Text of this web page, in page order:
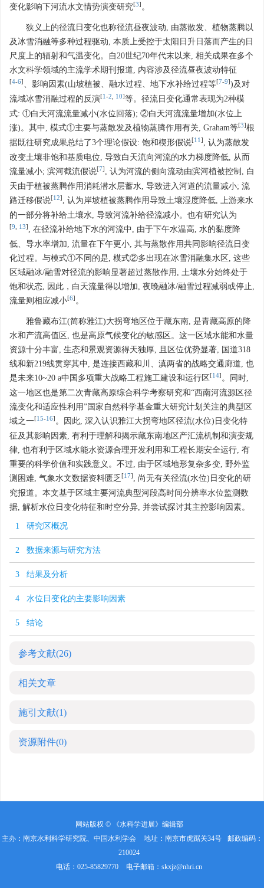
变化影响下河流水文情势演变研究[3] 。
狭义上的径流日变化也称径流昼夜波动, 由蒸散发、植物蒸腾以
及冰雪消融等多种过程驱动, 本质上受控于太阳日升日落而产生的日
尺度上的辐射和气温变化。自20世纪70年代末以来, 相关成果在多个
水文科学领域的主流学术期刊报道, 内容涉及径流昼夜波动特征
[4-6] 、影响因素(山坡植被、融水过程、地下水补给过程等[7-9])及对
流域冰雪消融过程的反演[1 -2 10]等。径流日变化通常表现为2种模
式: ①白天河流流量减小(水位回落); ②白天河流流量增加(水位上
涨)。其中, 模式①主要与蒸散发及植物蒸腾作用有关, Graham等[3]根
据既往研究成果总结了3个理论假设: 饱和楔形假说[11 ] , 认为蒸散发
改变土壤非饱和基质电位, 导致白天流向河流的水力梯度降低, 从而
流量减小; 滨河截流假说[7] , 认为河流的侧向流动由滨河植被控制, 白
天由于植被蒸腾作用消耗潜水层蓄水, 导致进入河道的流量减小; 流
路迁移假说[12] , 认为岸坡植被蒸腾作用导致土壤湿度降低, 上游来水
的一部分将补给土壤水, 导致河流补给径流减小。也有研究认为
[9 13] , 在径流补给地下水的河流中, 由于下午水温高, 水的黏度降
低、导水率增加, 流量在下午更小, 其与蒸散作用共同影响径流日变
化过程。与模式①不同的是, 模式②多出现在冰雪消融集水区, 这些
区域融冰/融雪对径流的影响显著超过蒸散作用, 土壤水分始终处于
饱和状态, 因此，白天流量得以增加, 夜晚融冰/融雪过程减弱或停止,
流量则相应减小[6] 。
雅鲁藏布江(简称雅江)大拐弯地区位于藏东南, 是青藏高原的降
水和产流高值区, 也是高原气候变化的敏感区。这一区域水能和水量
资源十分丰富, 生态和景观资源得天独厚, 且区位优势显著, 国道318
线和新219线贯穿其中, 是连接西藏和川、滇两省的战略交通廊道, 也
是未来10~20 a中国多项重大战略工程施工建设和运行区 [14] 。同时,
这一地区也是第二次青藏高原综合科学考察研究和“西南河流源区径
流变化和适应性利用”国家自然科学基金重大研究计划关注的典型区
域之一[15-16] 。因此, 深入认识雅江大拐弯地区径流(水位)日变化特
征及其影响因素, 有利于理解和揭示藏东南地区产汇流机制和演变规
律, 也有利于区域水能水资源合理开发利用和工程长期安全运行, 有
重要的科学价值和实践意义。不过, 由于区域地形复杂多变, 野外监
测困难, 气象水文数据资料匮乏 [17] , 尚无有关径流(水位)日变化的研
究报道。本文基于区域主要河流典型河段高时间分辨率水位监测数
据, 解析水位日变化特征和时空分异, 并尝试探讨其主控影响因素。
1 研究区概况
2 数据来源与研究方法
3 结果及分析
4 水位日变化的主要影响因素
5 结论
参考文献(26)
相关文章
施引文献(1)
资源附件(0)
网站版权 © 《水科学进展》编辑部
主办：南京水利科学研究院、中国水利学会
地址：南京市虎踞关34号
邮政编码：
210024
电话：025-85829770
电子邮箱： skxjz@nhri.cn